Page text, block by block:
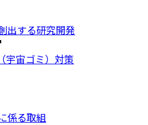
出する研究開発
宇宙ゴミ）対策
係る取組